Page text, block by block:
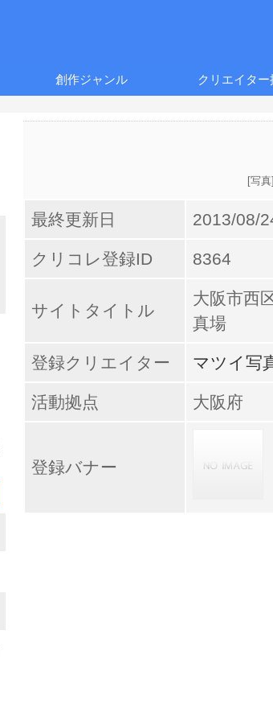
創作ジャンル クリエイタ
[写真
最終更新日 2013/08/
クリコレ登録ID 8364
サイトタイトル
大阪市西
真場
登録クリエイター マツイ写
活動拠点 大阪府
登録バナー